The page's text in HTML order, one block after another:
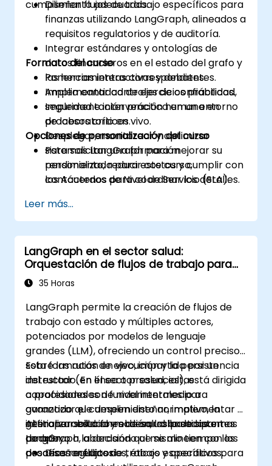
cumplimiento adecuados.
Diseñar flujos de trabajo específicos para
finanzas utilizando LangGraph, alineados a
requisitos regulatorios y de auditoría.
Integrar estándares y ontologías de
datos financieros en el estado del grafo y
las herramientas correspondientes.
Implementar controles de confiabilidad,
seguridad e intervención humana en
procesos críticos.
Desplegar, monitorear y optimizar
sistemas LangGraph para mejorar su
rendimiento, reducir costos y cumplir con
los Acuerdos de Nivel de Servicio (SLA).
Formato del curso
Ponencias interactivas y debates.
Amplia cantidad de ejercicios prácticos.
Implementación práctica en un entorno
de laboratorio en vivo.
Opciones de personalización del curso
Para solicitar una formación
personalizada para este curso,
contáctenos para coordinar los detalles.
Leer más...
LangGraph en el sector salud:
Orquestación de flujos de trabajo para
entornos regulados
35 Horas
LangGraph permite la creación de flujos de
trabajo con estado y múltiples actores,
potenciados por modelos de lenguaje
grandes (LLM), ofreciendo un control preciso
sobre las rutas de ejecución y la persistencia
del estado. En el sector salud, estas
capacidades son fundamentales para
garantizar el cumplimiento normativo, la
interoperabilidad y el desarrollo de sistemas
de apoyo a la decisión que se alineen con los
procesos médicos.
Esta formación en vivo, impartida por un
instructor (en línea o presencial), está dirigida
a profesionales de nivel intermedio a
avanzado que deseen diseñar, implementar y
gestionar soluciones de salud basadas en
LangGraph, abordando al mismo tiempo los
desafíos regulatorios, éticos y operativos.
Al finalizar esta formación, los participantes
podrán:
Diseñar flujos de trabajo específicos para